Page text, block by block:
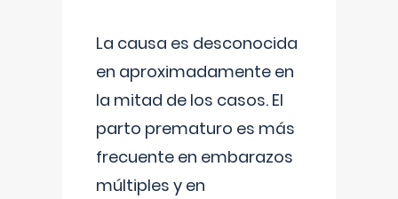
La causa es desconocida
en aproximadamente en
la mitad de los casos. El
parto prematuro es más
frecuente en embarazos
múltiples y en